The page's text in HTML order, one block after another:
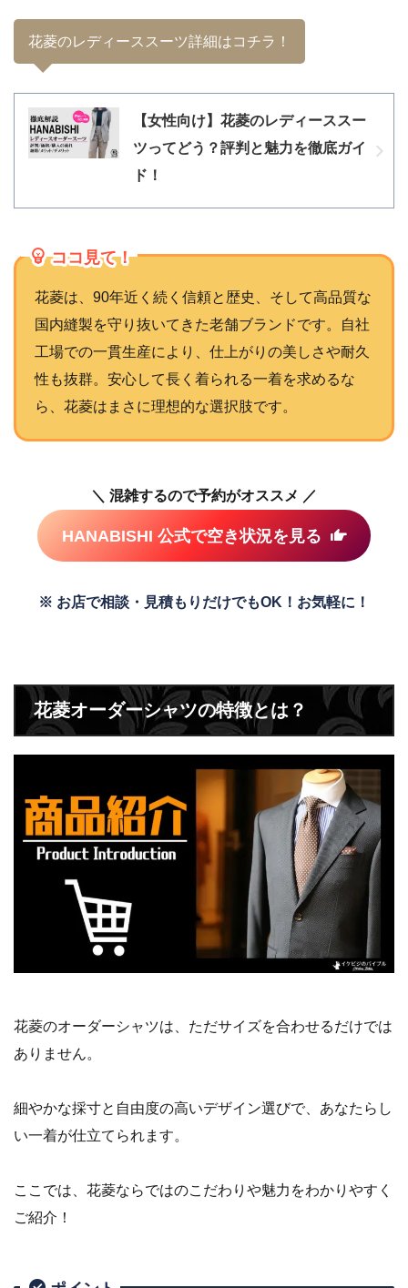
花菱のレディーススーツ詳細はコチラ！
【女性向け】花菱のレディーススー
ツってどう？評判と魅力を徹底ガイ
ド！
ココ見て！
花菱は、90年近く続く信頼と歴史、そして高品質な
国内縫製を守り抜いてきた老舗ブランドです。自社
工場での一貫生産により、仕上がりの美しさや耐久
性も抜群。安心して長く着られる一着を求めるな
ら、花菱はまさに理想的な選択肢です。
＼ 混雑するので予約がオススメ ／
HANABISHI 公式で空き状況を見る
※ お店で相談・見積もりだけでもOK！お気軽に！
花菱オーダーシャツの特徴とは？
花菱のオーダーシャツは、ただサイズを合わせるだけでは
ありません。
細やかな採寸と自由度の高いデザイン選びで、あなたらし
い一着が仕立てられます。
ここでは、花菱ならではのこだわりや魅力をわかりやすく
ご紹介！